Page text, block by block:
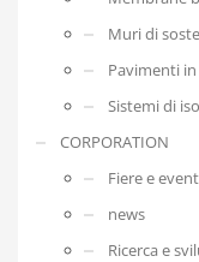
Muri di
Pavimenti
Sistemi di
CORPORATION
Fiere e
news
Ricerca e